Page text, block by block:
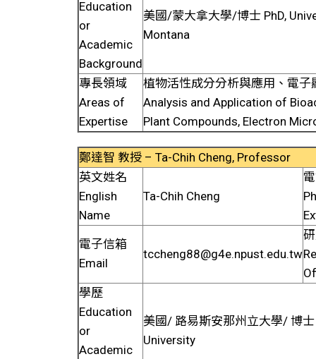
Education
or
Academic
Background
美國/蒙大拿大學/博士 PhD,
Montana
專長領域
Areas of
Expertise
植物活性成分分析與應用、電子
Analysis and Application of
Plant Compounds, Electron
鄭達智 教授 – Ta-Chih Cheng, Professor
英文姓名
English
Name
Ta-Chih Cheng
電子信箱
Email
tccheng88@g4e.npust.edu.tw
學歷
Education
or
Academic
美國/ 路易斯安那州立大學/ 博士
University